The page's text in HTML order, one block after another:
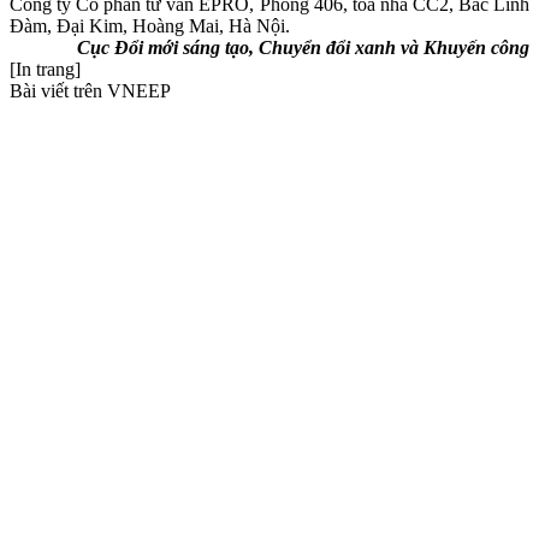
Công ty Cổ phần tư vấn EPRO, Phòng 406, tòa nhà CC2, Bắc Linh
Đàm, Đại Kim, Hoàng Mai, Hà Nội.
Cục Đổi mới sáng tạo, Chuyển đổi xanh và Khuyến công
[In trang]
Bài viết trên VNEEP